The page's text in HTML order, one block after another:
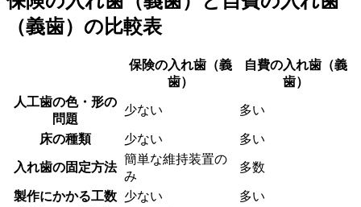
（義歯）の比較表
保険の入れ歯（義
歯）
自費の入れ歯（義
歯）
人工歯の色・形の
問題
少ない 多い
床の種類 少ない 多い
入れ歯の固定方法
簡単な維持装置の
み
多数
製作にかかる工数 少ない
多い